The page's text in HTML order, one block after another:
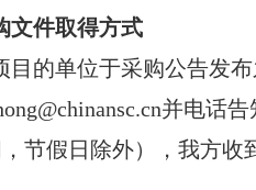
文件取得方式
目的单位于采购公告发
并电话
节假日除外），我方